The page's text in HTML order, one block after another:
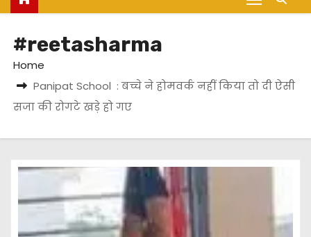
#reetasharma
Home
Panipat School : बच्चे ने होमवर्क नहीं किया तो दी ऐसी
सजा की रोगटे खड़े हो गए